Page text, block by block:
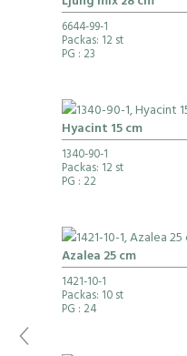
6644-99-1
Packas: 12 st
PG : 23
Hyacint 15 cm
1340-90-1
Packas: 12 st
PG : 22
Azalea 25 cm
1421-10-1
Packas: 10 st
PG : 24